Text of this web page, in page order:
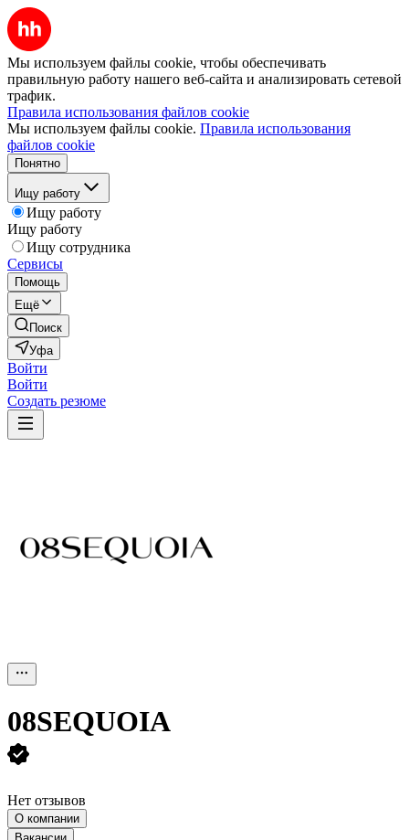
Мы используем файлы cookie, чтобы обеспечивать
правильную работу нашего веб-сайта и анализировать сетевой
трафик.
Правила использования файлов cookie
Мы используем файлы cookie. Правила использования
файлов cookie
Понятно
Ищу работу
Ищу работу
Ищу работу
Ищу сотрудника
Сервисы
Помощь
Ещё
Поиск
Уфа
Войти
Войти
Создать резюме
08SEQUOIA
Нет отзывов
О компании